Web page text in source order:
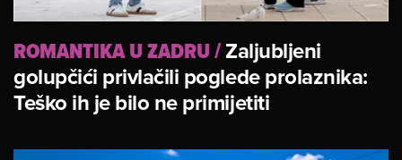
ROMANTIKA U ZADRU/Zaljubljeni
golupčići privlačili poglede prolaznika:
Teško ih je bilo ne primijetiti